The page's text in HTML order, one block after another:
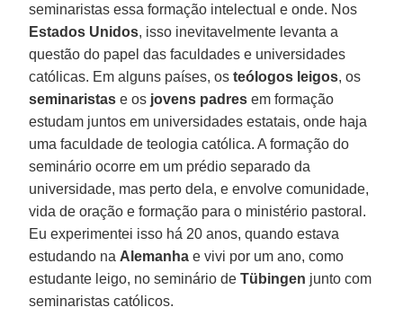
seminaristas essa formação intelectual e onde. Nos
Estados Unidos, isso inevitavelmente levanta a
questão do papel das faculdades e universidades
católicas. Em alguns países, osteólogos leigos, os
seminaristas e os jovens padres em formação
estudam juntos em universidades estatais, onde haja
uma faculdade de teologia católica. A formação do
seminário ocorre em um prédio separado da
universidade, mas perto dela, e envolve comunidade,
vida de oração e formação para o ministério pastoral.
Eu experimentei isso há 20 anos, quando estava
estudando na Alemanha e vivi por um ano, como
estudante leigo, no seminário deTübingen junto com
seminaristas católicos.